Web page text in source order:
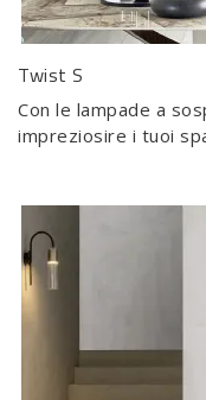
Twist S
Con le lampade a
impreziosire i tuoi